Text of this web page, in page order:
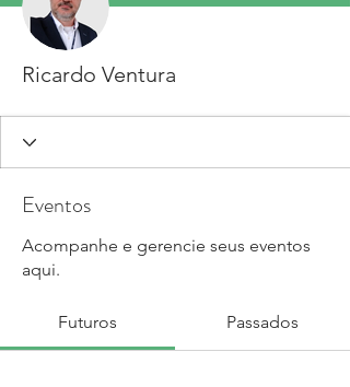
Ricardo Ventura
Eventos
Acompanhe e gerencie seus eventos
aqui.
Futuros Passados